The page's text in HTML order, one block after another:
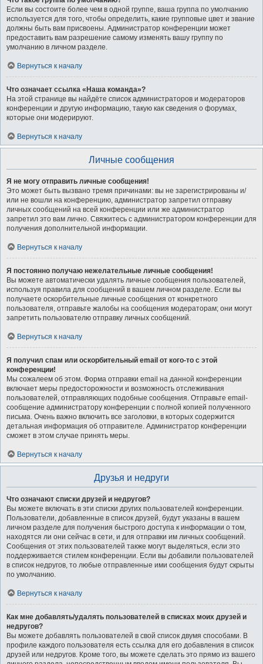
Если вы состоите более чем в одной группе, ваша группа по умолчанию
используется для того, чтобы определить, какие групповые цвет и звание
должны быть вам присвоены. Администратор конференции может
предоставить вам разрешение самому изменять вашу группу по
умолчанию в личном разделе.
Вернуться к началу
Что означает ссылка «Наша команда»?
На этой странице вы найдёте список администраторов и модераторов
конференции и другую информацию, такую как сведения о форумах,
которые они модерируют.
Вернуться к началу
Личные сообщения
Я не могу отправить личные сообщения!
Это может быть вызвано тремя причинами: вы не зарегистрированы и/
или не вошли на конференцию, администратор запретил отправку
личных сообщений на всей конференции или же администратор
запретил это вам лично. Свяжитесь с администратором конференции для
получения дополнительной информации.
Вернуться к началу
Я постоянно получаю нежелательные личные сообщения!
Вы можете автоматически удалять личные сообщения пользователей,
используя правила для сообщений в вашем личном разделе. Если вы
получаете оскорбительные личные сообщения от конкретного
пользователя, отправьте жалобы на сообщения модераторам; они могут
запретить пользователю отправку личных сообщений.
Вернуться к началу
Я получил спам или оскорбительный email от кого-то с этой
конференции!
Мы сожалеем об этом. Форма отправки email на данной конференции
включает меры предосторожности и возможность отслеживания
пользователей, отправляющих подобные сообщения. Отправьте email-
сообщение администратору конференции с полной копией полученного
письма. Очень важно включить все заголовки, в которых содержится
детальная информация об отправителе. Администратор конференции
сможет в этом случае принять меры.
Вернуться к началу
Друзья и недруги
Что означают списки друзей и недругов?
Вы можете включать в эти списки других пользователей конференции.
Пользователи, добавленные в список друзей, будут указаны в вашем
личном разделе для получения быстрого доступа к информации о том,
находятся ли они сейчас в сети, и для отправки им личных сообщений.
Сообщения от этих пользователей также могут выделяться, если это
поддерживается стилем конференции. Если вы добавили пользователей
в список недругов, то любые отправленные ими сообщения будут скрыты
по умолчанию.
Вернуться к началу
Как мне добавлять/удалять пользователей в списках моих друзей и
недругов?
Вы можете добавлять пользователей в свой список двумя способами. В
профиле каждого пользователя есть ссылка для его добавления в список
друзей или недругов. Кроме того, вы можете сделать это прямо из вашего